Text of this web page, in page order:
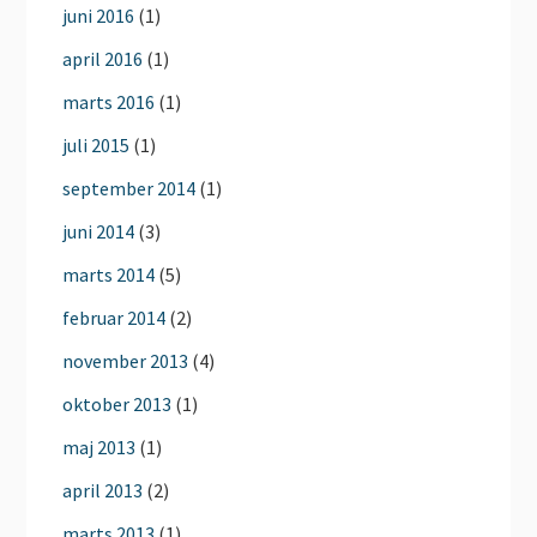
juni 2016 (1)
april 2016 (1)
marts 2016 (1)
juli 2015 (1)
september 2014 (1)
juni 2014 (3)
marts 2014 (5)
februar 2014 (2)
november 2013 (4)
oktober 2013 (1)
maj 2013 (1)
april 2013 (2)